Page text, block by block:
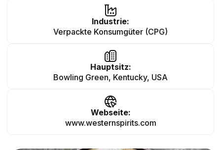
Industrie:
Verpackte Konsumgüter (CPG)
Hauptsitz:
Bowling Green, Kentucky, USA
Webseite:
www.westernspirits.com